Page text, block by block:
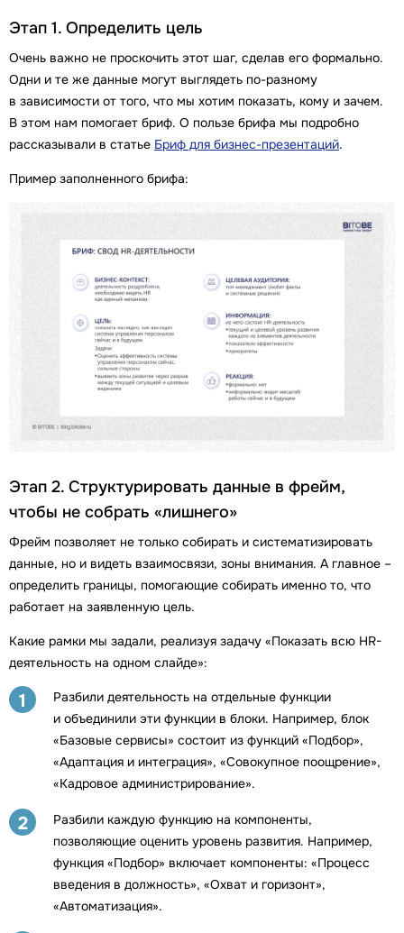
Этап 1. Определить цель
Очень важно не проскочить этот шаг, сделав его формально.
Одни и те же данные могут выглядеть по-разному
в зависимости от того, что мы хотим показать, кому и зачем.
В этом нам помогает бриф. О пользе брифа мы подробно
рассказывали в статье Бриф для бизнес-презентаций.
Пример заполненного брифа:
Этап 2. Структурировать данные в фрейм,
чтобы не собрать «лишнего»
Фрейм позволяет не только собирать и систематизировать
данные, но и видеть взаимосвязи, зоны внимания. А главное –
определить границы, помогающие собирать именно то, что
работает на заявленную цель.
Какие рамки мы задали, реализуя задачу «Показать всю HR-
деятельность на одном слайде»:
1
Разбили деятельность на отдельные функции
и объединили эти функции в блоки. Например, блок
«Базовые сервисы» состоит из функций «Подбор»,
«Адаптация и интеграция», «Совокупное поощрение»,
«Кадровое администрирование».
2
Разбили каждую функцию на компоненты,
позволяющие оценить уровень развития. Например,
функция «Подбор» включает компоненты: «Процесс
введения в должность», «Охват и горизонт»,
«Автоматизация».